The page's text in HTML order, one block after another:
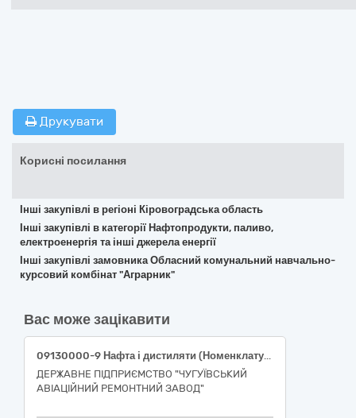
Друкувати
Корисні посилання
Інші закупівлі в регіоні Кіровоградська область
Інші закупівлі в категорії Нафтопродукти, паливо,
електроенергія та інші джерела енергії
Інші закупівлі замовника Обласний комунальний навчально-
курсовий комбінат "Аграрник"
Вас може зацікавити
09130000-9 Нафта і дистиляти (Номенклатура 09131000-6 Авіаційний гас) (паливо ТС-1 або паливо Jet А-1)
ДЕРЖАВНЕ ПІДПРИЄМСТВО "ЧУГУЇВСЬКИЙ
АВІАЦІЙНИЙ РЕМОНТНИЙ ЗАВОД"